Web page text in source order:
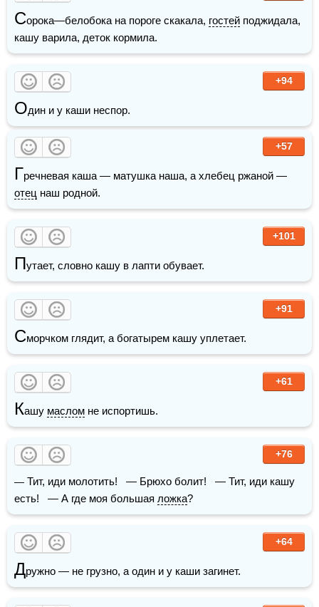
Сорока—белобока на пороге скакала, гостей поджидала,
кашу варила, деток кормила.
+94
Один и у каши неспор.
+57
Г
отец наш родной.
+101
Путает, словно кашу в лапти обувает.
+91
Сморчком глядит, а богатырем кашу уплетает.
+61
Кашу маслом не испортишь.
+76
— Тит, иди молотить!   — Брюхо болит!   — Тит, иди кашу
есть!   — А где моя большая ложка?
+64
Дружно — не грузно, а один и у каши загинет.